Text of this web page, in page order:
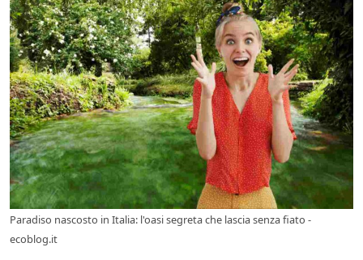
Paradiso nascosto in Italia: l'oasi segreta che lascia senza fiato -
ecoblog.it